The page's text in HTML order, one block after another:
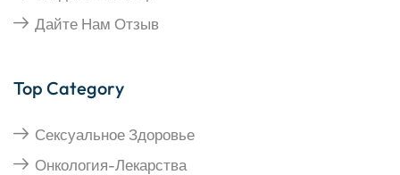
Дайте Нам Отзыв
Top Category
Сексуальное Здоровье
Онкология-Лекарства